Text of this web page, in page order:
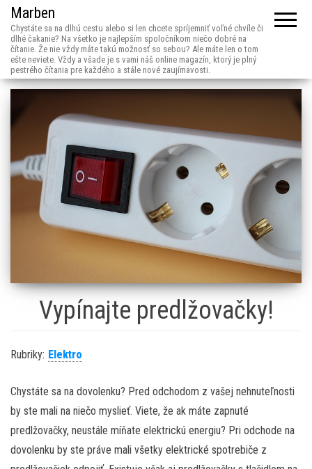
Marben
Chystáte sa na dlhú cestu alebo si len chcete spríjemniť voľné chvíle či
dlhé čakanie? Na všetko je najlepším spoločníkom niečo dobré na
čítanie. Že nie vždy máte takú možnosť so sebou? Ale máte len o tom
ešte neviete. Vždy a všade je s vami náš online magazín, ktorý je plný
pestrého čítania pre každého a stále nové zaujímavosti.
Vypínajte predlžovačky!
Rubriky: Elektro
Chystáte sa na dovolenku? Pred odchodom z vašej nehnuteľnosti
by ste mali na niečo myslieť. Viete, že ak máte zapnuté
predlžovačky, neustále míňate elektrickú energiu? Pri odchode na
dovolenku by ste práve mali všetky elektrické spotrebiče z